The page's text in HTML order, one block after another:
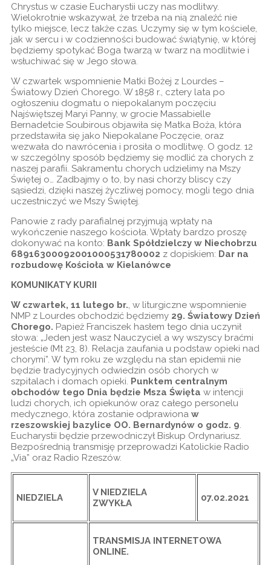
Chrystus w czasie Eucharystii uczy nas modlitwy.
Wielokrotnie wskazywał, że trzeba na nią znaleźć nie
tylko miejsce, lecz także czas. Uczymy się w tym kościele,
jak w sercu i w codzienności budować świątynię, w której
będziemy spotykać Boga twarzą w twarz na modlitwie i
wsłuchiwać się w Jego słowa.
W czwartek wspomnienie Matki Bożej z Lourdes –
Światowy Dzień Chorego. W 1858 r., cztery lata po
ogłoszeniu dogmatu o niepokalanym poczęciu
Najświętszej Maryi Panny, w grocie Massabielle
Bernadetcie Soubirous objawiła się Matka Boża, która
przedstawiła się jako Niepokalane Poczęcie, oraz
wezwała do nawrócenia i prosiła o modlitwę. O godz. 12
w szczególny sposób będziemy się modlić za chorych z
naszej parafii. Sakramentu chorych udzielimy na Mszy
Świętej o… Zadbajmy o to, by nasi chorzy bliscy czy
sąsiedzi, dzięki naszej życzliwej pomocy, mogli tego dnia
uczestniczyć we Mszy Świętej.
Panowie z rady parafialnej przyjmują wpłaty na
wykończenie naszego kościoła. Wpłaty bardzo proszę
dokonywać na konto: Bank Spółdzielczy w Niechobrzu
68916300092001000531780002 z dopiskiem: Dar na
rozbudowę Kościoła w Kielanówce
KOMUNIKATY KURII
W czwartek, 11 lutego br., w liturgiczne wspomnienie
NMP z Lourdes obchodzić będziemy 29. Światowy Dzień
Chorego. Papież Franciszek hasłem tego dnia uczynił
słowa: „Jeden jest wasz Nauczyciel a wy wszyscy braćmi
jesteście (Mt 23, 8). Relacja zaufania u podstaw opieki nad
chorymi”. W tym roku ze względu na stan epidemii nie
będzie tradycyjnych odwiedzin osób chorych w
szpitalach i domach opieki. Punktem centralnym
obchodów tego Dnia będzie Msza Święta w intencji
ludzi chorych, ich opiekunów oraz całego personelu
medycznego, która zostanie odprawiona w
rzeszowskiej bazylice OO. Bernardynów o godz. 9.
Eucharystii będzie przewodniczył Biskup Ordynariusz.
Bezpośrednią transmisję przeprowadzi Katolickie Radio
„Via” oraz Radio Rzeszów.
NIEDZIELA
V NIEDZIELA
ZWYKŁA
07.02.2021
TRANSMISJA INTERNETOWA
ONLINE.